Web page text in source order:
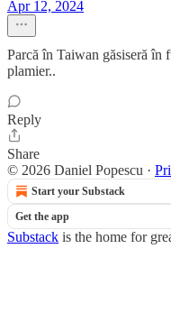
Apr 12, 2024
Parcă în Taiwan găsiseră
plamier..
Reply
Share
© 2026 Daniel Popescu ·
Start your Substack
Get the app
Substack is the home for